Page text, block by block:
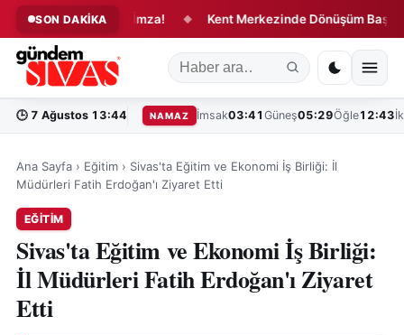
SON DAKİKA
Değiştirecek İmza! ◆ Kent Merkezinde Dönüşüm Başladı!
🕒 7 Ağustos 13:44 NAMAZ İmsak03:41 Güneş05:29Öğle12:43
Ana Sayfa › Eğitim › Sivas'ta Eğitim ve Ekonomi İş Birliği: İl
Müdürleri Fatih Erdoğan'ı Ziyaret Etti
EĞITIM
Sivas'ta Eğitim ve Ekonomi İş Birliği:
İl Müdürleri Fatih Erdoğan'ı Ziyaret
Etti